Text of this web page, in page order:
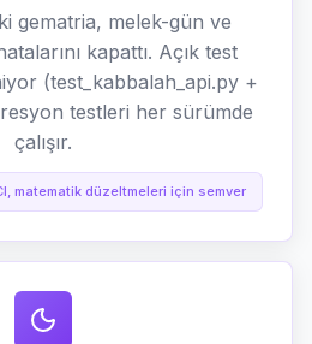
gematria, melek-gün ve
kapattı. Açık test
(test_kabbalah_api.py +
testleri her sürümde
çalışır.
matematik düzeltmeleri için semver